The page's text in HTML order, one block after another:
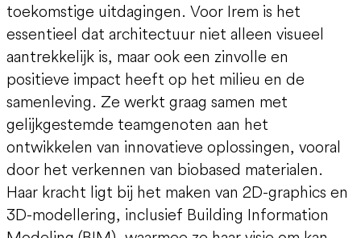
toekomstige uitdagingen. Voor Irem is het
essentieel dat architectuur niet alleen visueel
aantrekkelijk is, maar ook een zinvolle en
positieve impact heeft op het milieu en de
samenleving. Ze werkt graag samen met
gelijkgestemde teamgenoten aan het
ontwikkelen van innovatieve oplossingen, vooral
door het verkennen van biobased materialen.
Haar kracht ligt bij het maken van 2D-graphics en
3D-modellering, inclusief Building Information